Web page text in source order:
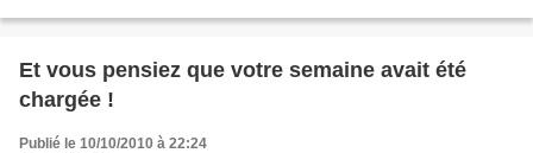
Et vous pensiez que votre semaine avait été
chargée !
Publié le 10/10/2010 à 22:24